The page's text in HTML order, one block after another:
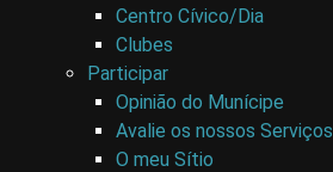
Centro Cívico/Dia
Clubes
Participar
Opinião do Munícipe
Avalie os nossos Serviços
O meu Sítio